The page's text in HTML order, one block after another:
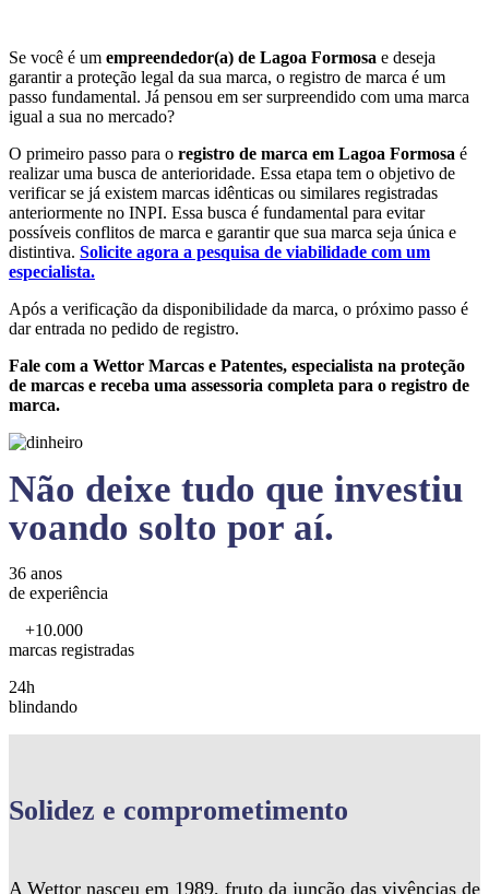
Se você é um empreendedor(a) de Lagoa Formosa e deseja
garantir a proteção legal da sua marca, o registro de marca é um
passo fundamental. Já pensou em ser surpreendido com uma marca
igual a sua no mercado?
O primeiro passo para o registro de marca em Lagoa Formosa é
realizar uma busca de anterioridade. Essa etapa tem o objetivo de
verificar se já existem marcas idênticas ou similares registradas
anteriormente no INPI. Essa busca é fundamental para evitar
possíveis conflitos de marca e garantir que sua marca seja única e
distintiva. Solicite agora a pesquisa de viabilidade com um
especialista.
Após a verificação da disponibilidade da marca, o próximo passo é
dar entrada no pedido de registro.
Fale com a Wettor Marcas e Patentes, especialista na proteção
de marcas e receba uma assessoria completa para o registro de
marca.
Não deixe tudo que investiu
voando solto por aí.
36 anos
de experiência
+10.000
marcas registradas
24h
blindando
Solidez e comprometimento
A Wettor nasceu em 1989, fruto da junção das vivências de